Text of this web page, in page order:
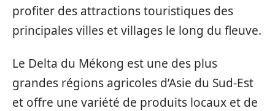
profiter des attractions touristiques des
principales villes et villages le long du fleuve.
Le Delta du Mékong est une des plus
grandes régions agricoles d’Asie du Sud-Est
et offre une variété de produits locaux et de